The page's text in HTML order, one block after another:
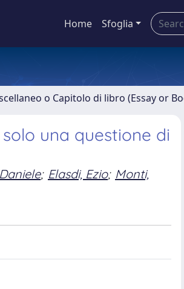
Home Sfoglia
o Capitolo di libro (Essay or
una questione di
; Elasdi, Ezio; Monti,